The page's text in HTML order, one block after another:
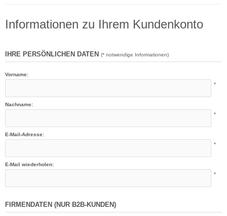
Informationen zu Ihrem Kundenkonto
IHRE PERSÖNLICHEN DATEN (* notwendige Informationen)
Vorname:
*
Nachname:
*
E-Mail-Adresse:
*
E-Mail wiederholen:
*
FIRMENDATEN (NUR B2B-KUNDEN)